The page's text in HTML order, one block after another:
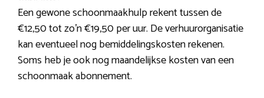
Een gewone schoonmaakhulp rekent tussen de
€12,50 tot zo’n €19,50 per uur. De verhuurorganisatie
kan eventueel nog bemiddelingskosten rekenen.
Soms heb je ook nog maandelijkse kosten van een
schoonmaak abonnement.